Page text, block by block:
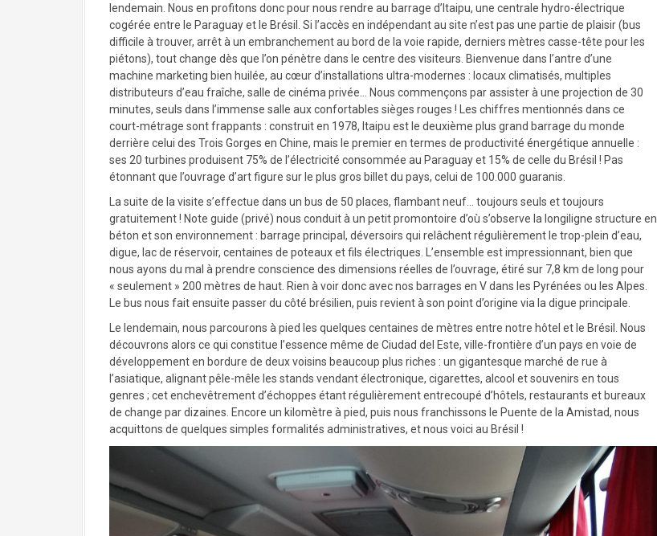
lendemain. Nous en profitons donc pour nous rendre au barrage d’Itaipu, une centrale hydro-électrique
cogérée entre le Paraguay et le Brésil. Si l’accès en indépendant au site n’est pas une partie de plaisir (bus
difficile à trouver, arrêt à un embranchement au bord de la voie rapide, derniers mètres casse-tête pour les
piétons), tout change dès que l’on pénètre dans le centre des visiteurs. Bienvenue dans l’antre d’une
machine marketing bien huilée, au cœur d’installations ultra-modernes : locaux climatisés, multiples
distributeurs d’eau fraîche, salle de cinéma privée… Nous commençons par assister à une projection de 30
minutes, seuls dans l’immense salle aux confortables sièges rouges ! Les chiffres mentionnés dans ce
court-métrage sont frappants : construit en 1978, Itaipu est le deuxième plus grand barrage du monde
derrière celui des Trois Gorges en Chine, mais le premier en termes de productivité énergétique annuelle :
ses 20 turbines produisent 75% de l’électricité consommée au Paraguay et 15% de celle du Brésil ! Pas
étonnant que l’ouvrage d’art figure sur le plus gros billet du pays, celui de 100.000 guaranis.
La suite de la visite s’effectue dans un bus de 50 places, flambant neuf… toujours seuls et toujours
gratuitement ! Note guide (privé) nous conduit à un petit promontoire d’où s’observe la longiligne structure en
béton et son environnement : barrage principal, déversoirs qui relâchent régulièrement le trop-plein d’eau,
digue, lac de réservoir, centaines de poteaux et fils électriques. L’ensemble est impressionnant, bien que
nous ayons du mal à prendre conscience des dimensions réelles de l’ouvrage, étiré sur 7,8 km de long pour
« seulement » 200 mètres de haut. Rien à voir donc avec nos barrages en V dans les Pyrénées ou les Alpes.
Le bus nous fait ensuite passer du côté brésilien, puis revient à son point d’origine via la digue principale.
Le lendemain, nous parcourons à pied les quelques centaines de mètres entre notre hôtel et le Brésil. Nous
découvrons alors ce qui constitue l’essence même de Ciudad del Este, ville-frontière d’un pays en voie de
développement en bordure de deux voisins beaucoup plus riches : un gigantesque marché de rue à
l’asiatique, alignant pêle-mêle les stands vendant électronique, cigarettes, alcool et souvenirs en tous
genres ; cet enchevêtrement d’échoppes étant régulièrement entrecoupé d’hôtels, restaurants et bureaux
de change par dizaines. Encore un kilomètre à pied, puis nous franchissons le Puente de la Amistad, nous
acquittons de quelques simples formalités administratives, et nous voici au Brésil !